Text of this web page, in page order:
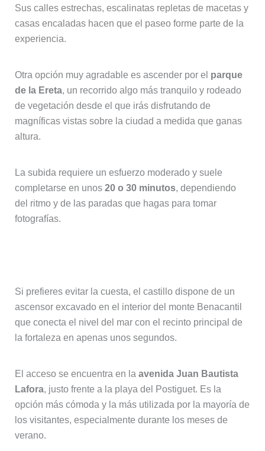
Sus calles estrechas, escalinatas repletas de macetas y
casas encaladas hacen que el paseo forme parte de la
experiencia.
Otra opción muy agradable es ascender por el parque
de la Ereta, un recorrido algo más tranquilo y rodeado
de vegetación desde el que irás disfrutando de
magníficas vistas sobre la ciudad a medida que ganas
altura.
La subida requiere un esfuerzo moderado y suele
completarse en unos 20 o 30 minutos, dependiendo
del ritmo y de las paradas que hagas para tomar
fotografías.
Si prefieres evitar la cuesta, el castillo dispone de un
ascensor excavado en el interior del monte Benacantil
que conecta el nivel del mar con el recinto principal de
la fortaleza en apenas unos segundos.
El acceso se encuentra en la avenida Juan Bautista
Lafora, justo frente a la playa del Postiguet. Es la
opción más cómoda y la más utilizada por la mayoría de
los visitantes, especialmente durante los meses de
verano.